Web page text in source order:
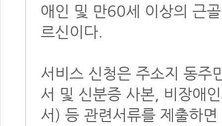
애인 및 만60세 이상의 근
르신이다.
서비스 신청은 주소지 동주
서 및 신분증 사본, 비장애
서) 등 관련서류를 제출하